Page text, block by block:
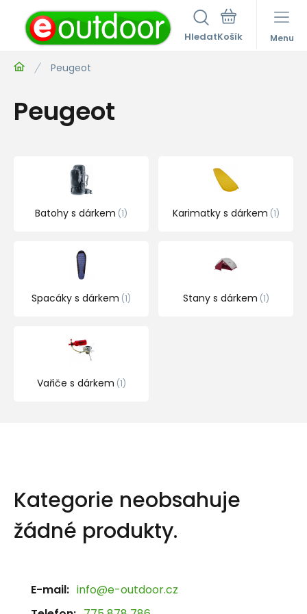
Hledat Menu
Peugeot
Peugeot
Batohy s dárkem 1 Karimatky s dárkem 1
Spacáky s dárkem 1 Stany s dárkem 1
Vařiče s dárkem 1
Kategorie neobsahuje
žádné produkty.
E-mail: info@e-outdoor.cz